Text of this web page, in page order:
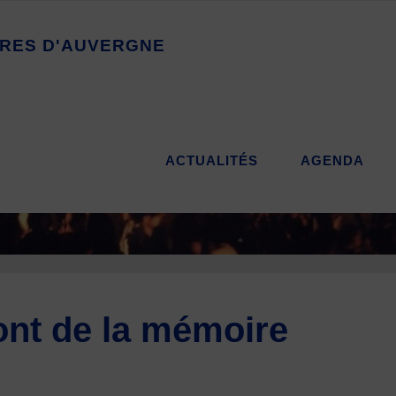
RES D'AUVERGNE
ACTUALITÉS AGENDA
de la mémoire